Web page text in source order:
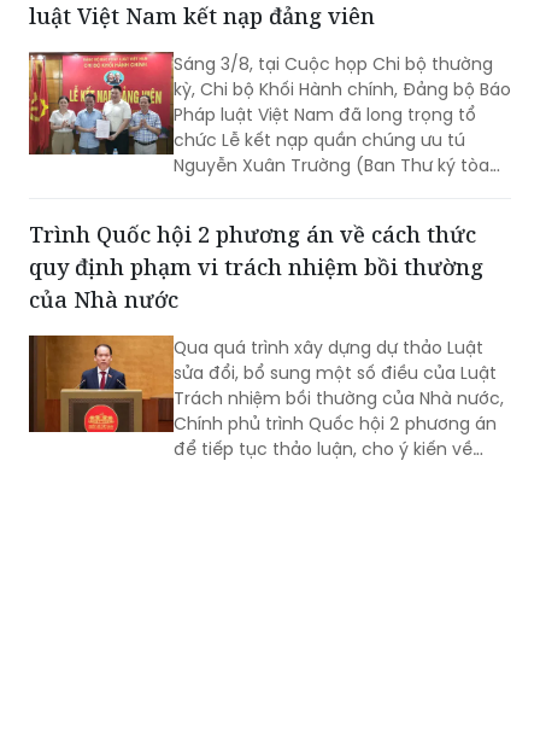
luật Việt Nam kết nạp đảng viên
Sáng 3/8, tại Cuộc họp Chi bộ thường
kỳ, Chi bộ Khối Hành chính, Đảng bộ Báo
Pháp luật Việt Nam đã long trọng tổ
chức Lễ kết nạp quần chúng ưu tú
Nguyễn Xuân Trường (Ban Thư ký tòa
Trình Quốc hội 2 phương án về cách thức
quy định phạm vi trách nhiệm bồi thường
của Nhà nước
Qua quá trình xây dựng dự thảo Luật
sửa đổi, bổ sung một số điều của Luật
Trách nhiệm bồi thường của Nhà nước,
Chính phủ trình Quốc hội 2 phương án
để tiếp tục thảo luận, cho ý kiến về